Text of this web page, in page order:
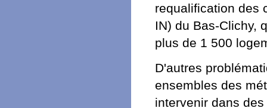
requalification des
IN) du Bas-Clichy,
plus de 1 500
D'autres
ensembles des
intervenir dans